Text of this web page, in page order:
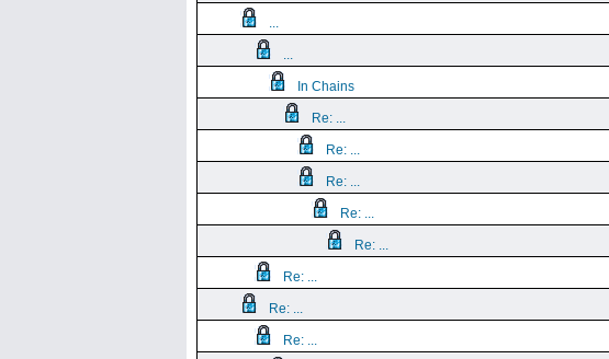
...
...
In Chains
Re: ...
Re: ...
Re: ...
Re: ...
Re: ...
Re: ...
Re: ...
Re: ...